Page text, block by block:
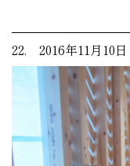
22. 2016年11月10日